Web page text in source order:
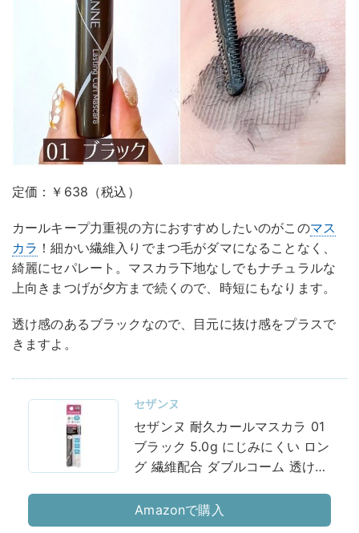
定価：￥638（税込）
カールキープ力重視の方におすすめしたいのがこのマス
カラ ！細かい繊維入りでまつ毛がダマになることなく、
綺麗にセパレート。マスカラ下地なしでもナチュラルな
上向きまつげが夕方まで続くので、時短にもなります。
透け感のあるブラックなので、目元に抜け感をプラスで
きますよ。
セザンヌ
セザンヌ 耐久カールマスカラ 01
ブラック 5.0g にじみにくい ロン
グ 繊維配合 ダブルコーム 透け感
Amazonで購入